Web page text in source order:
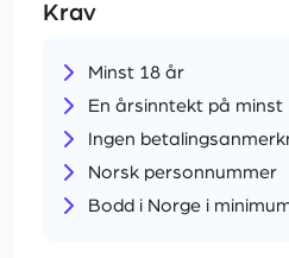
Krav
Minst 18 år
En årsinntekt på minst
Ingen
Norsk personnummer
Bodd i Norge i